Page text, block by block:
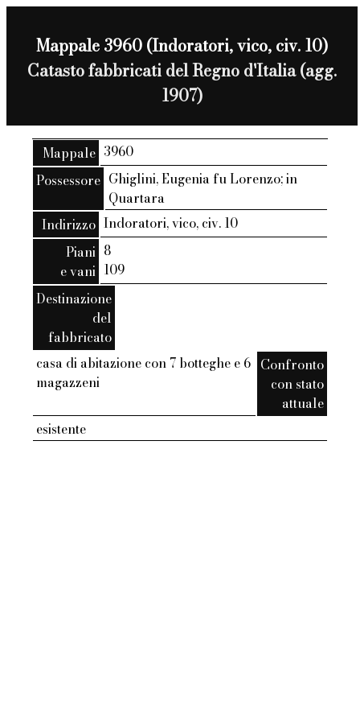
Mappale 3960 (Indoratori, vico, civ. 10)
Catasto fabbricati del Regno d'Italia (agg.
1907)
Mappale 3960
Possessore Ghiglini, Eugenia fu Lorenzo; in
Quartara
Indirizzo Indoratori, vico, civ. 10
Piani
e vani
8
109
Destinazione
del
fabbricato
casa di abitazione con 7 botteghe e 6
magazzeni
Confronto
con stato
attuale
esistente